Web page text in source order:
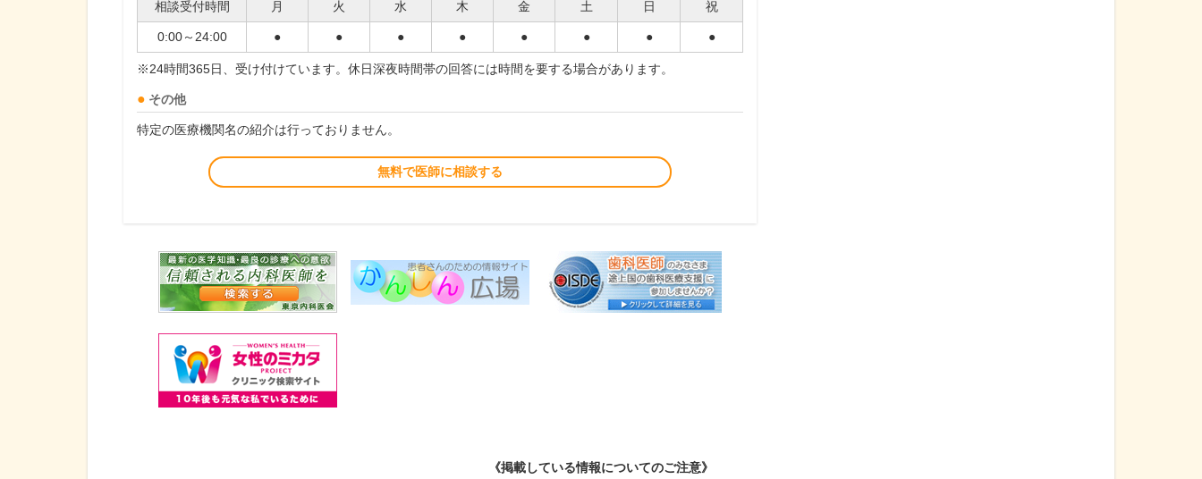
相談受付時間 月 火 水 木 金 土 日 祝
0:00～24:00 ● ● ● ● ● ● ● ●
※24時間365日、受け付けています。休日深夜時間帯の回答には時間を要する場合があります。
その他
特定の医療機関名の紹介は行っておりません。
無料で医師に相談する
《掲載している情報についてのご注意》